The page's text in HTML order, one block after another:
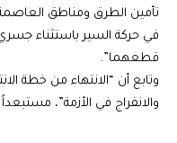
تأمين الطرق ومناطق
في حركة السير باستثناء
قطعهما”.
وتابع أن “الانتهاء من خطة
والانفراج في الأزمة”،